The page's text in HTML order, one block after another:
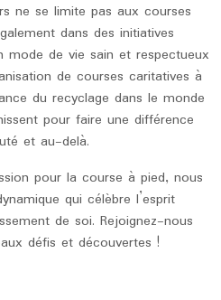
ne se limite pas aux courses
dans des initiatives
mode de vie sain et respectueux
de courses caritatives à
du recyclage dans le monde
pour faire une différence
et au-delà.
pour la course à pied, nous
qui célèbre l’esprit
de soi. Rejoignez-nous
défis et découvertes !